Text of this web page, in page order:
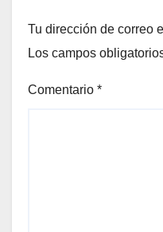
Tu dirección de correo
Los campos
Comentario *